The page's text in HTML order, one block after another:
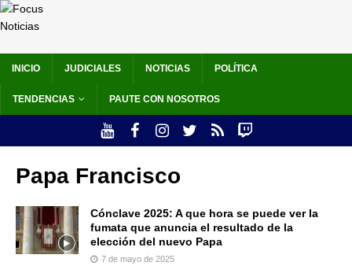
INICIO JUDICIALES NOTICIAS POLÍTICA
TENDENCIAS PAUTE CON NOSOTROS
Papa Francisco
Cónclave 2025: A que hora se puede ver la
fumata que anuncia el resultado de la
elección del nuevo Papa
7 de mayo de 2025